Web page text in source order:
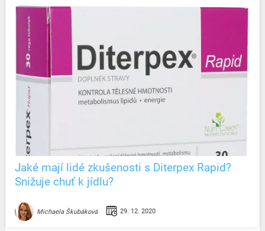
Jaké mají lidé zkušenosti s Diterpex Rapid?
Snižuje chuť k jídlu?
Michaela Škubáková 29. 12. 2020